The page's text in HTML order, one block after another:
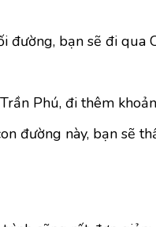
bạn sẽ đi qua
Phú, đi thêm
đường này, bạn sẽ